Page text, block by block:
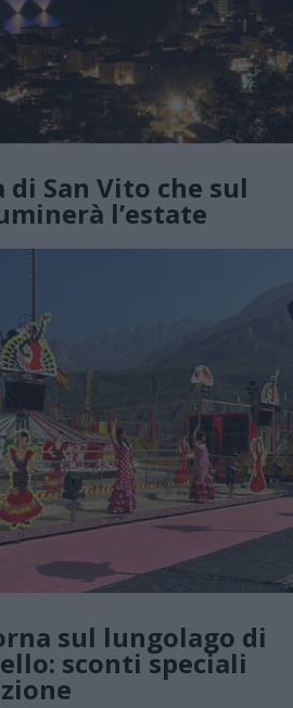
San Vito che sul
l’estate
sul lungolago di
sconti speciali